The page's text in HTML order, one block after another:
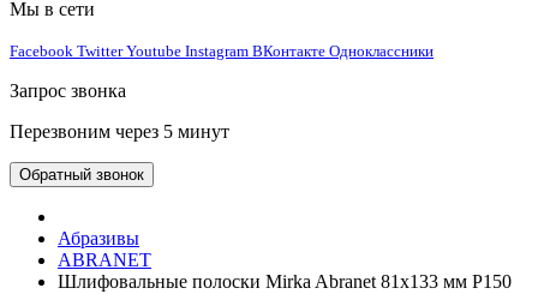
Мы в сети
Facebook TwitterYoutube Instagram ВКонтакте Одноклассники
Запрос звонка
Перезвоним через 5 минут
Обратный звонок
Абразивы
ABRANET
Шлифовальные полоски Mirka Abranet 81x133 мм P150